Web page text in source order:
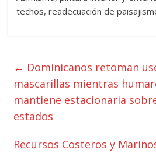
techos, readecuación de
← Dominicanos retoman
mascarillas mientras
mantiene estacionaria
estados
Recursos Costeros y